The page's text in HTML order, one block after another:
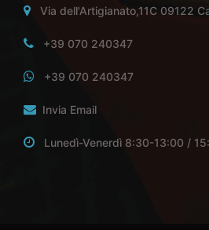
Via dell'Artigianato,11C 09122
+39 070 240347
+39 070 240347
Invia Email
Lunedì-Venerdì 8:30-13:00 /